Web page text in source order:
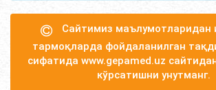
Сайтимиз маълумотларидан
тармоқларда фойдаланилган
сифатида www.gepamed.uz
кўрсатишни унутманг.